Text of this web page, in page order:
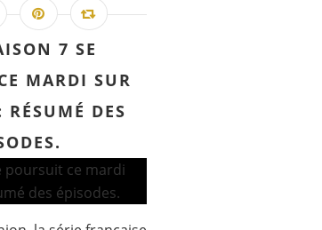
7 SE
MARDI SUR
DES